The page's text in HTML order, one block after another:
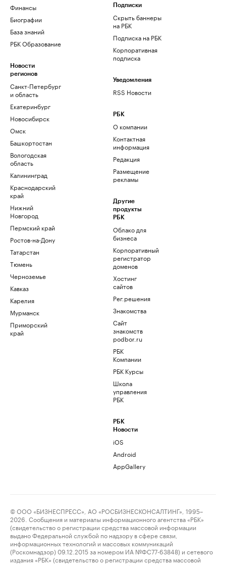
Финансы
Биографии
База знаний
РБК Образование
Новости
регионов
Санкт-Петербург
и область
Екатеринбург
Новосибирск
Омск
Башкортостан
Вологодская
область
Калининград
Краснодарский
край
Нижний
Новгород
Пермский край
Ростов-на-Дону
Татарстан
Тюмень
Черноземье
Кавказ
Карелия
Мурманск
Приморский
край
Подписки
Скрыть баннеры
на РБК
Подписка на РБК
Корпоративная
подписка
Уведомления
RSS Новости
РБК
О компании
Контактная
информация
Редакция
Размещение
рекламы
Другие
продукты
РБК
Облако для
бизнеса
Корпоративный
регистратор
доменов
Хостинг
сайтов
Рег.решения
Знакомства
Сайт
знакомств
podbor.ru
РБК
Компании
РБК Курсы
Школа
управления
РБК
РБК
Новости
iOS
Android
AppGallery
© ООО «БИЗНЕСПРЕСС», АО «РОСБИЗНЕСКОНСАЛТИНГ», 1995–
2026. Сообщения и материалы информационного агентства «РБК»
(свидетельство о регистрации средства массовой информации
выдано Федеральной службой по надзору в сфере связи,
информационных технологий и массовых коммуникаций
(Роскомнадзор) 09.12.2015 за номером ИА №ФС77-63848) и сетевого
издания «РБК» (свидетельство о регистрации средства массовой